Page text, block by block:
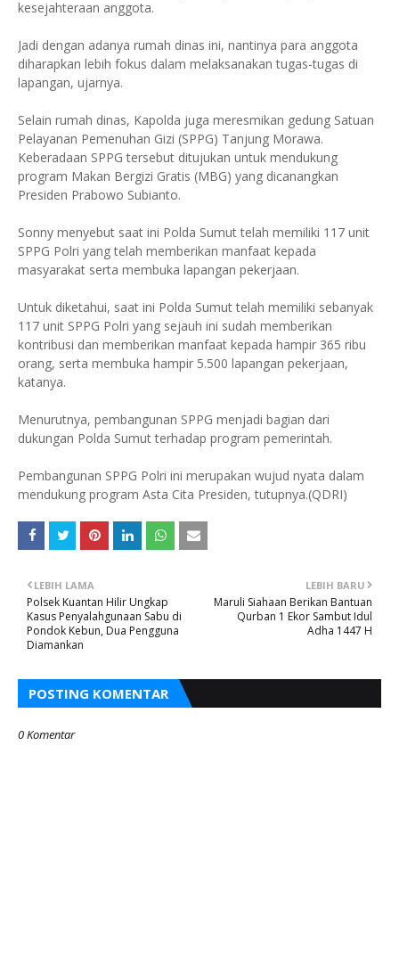
kesejahteraan anggota.
Jadi dengan adanya rumah dinas ini, nantinya para anggota
diharapkan lebih fokus dalam melaksanakan tugas-tugas di
lapangan, ujarnya.
Selain rumah dinas, Kapolda juga meresmikan gedung Satuan
Pelayanan Pemenuhan Gizi (SPPG) Tanjung Morawa.
Keberadaan SPPG tersebut ditujukan untuk mendukung
program Makan Bergizi Gratis (MBG) yang dicanangkan
Presiden Prabowo Subianto.
Sonny menyebut saat ini Polda Sumut telah memiliki 117 unit
SPPG Polri yang telah memberikan manfaat kepada
masyarakat serta membuka lapangan pekerjaan.
Untuk diketahui, saat ini Polda Sumut telah memiliki sebanyak
117 unit SPPG Polri yang sejauh ini sudah memberikan
kontribusi dan memberikan manfaat kepada hampir 365 ribu
orang, serta membuka hampir 5.500 lapangan pekerjaan,
katanya.
Menurutnya, pembangunan SPPG menjadi bagian dari
dukungan Polda Sumut terhadap program pemerintah.
Pembangunan SPPG Polri ini merupakan wujud nyata dalam
mendukung program Asta Cita Presiden, tutupnya.(QDRI)
LEBIH BARU
Maruli Siahaan Berikan Bantuan
Qurban 1 Ekor Sambut Idul
Adha 1447 H
LEBIH LAMA
Polsek Kuantan Hilir Ungkap
Kasus Penyalahgunaan Sabu di
Pondok Kebun, Dua Pengguna
Diamankan
POSTING KOMENTAR
0 Komentar